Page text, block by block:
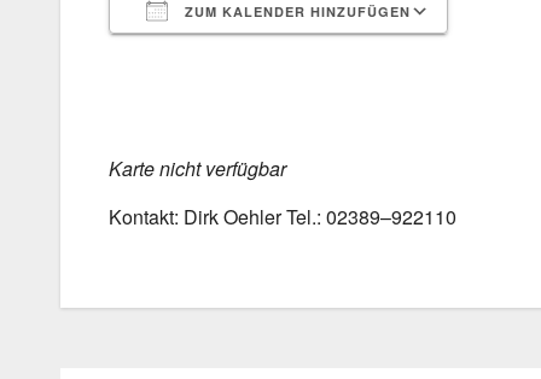
ZUM KALENDER HINZUFÜGEN
Kar­te nicht ver­füg­bar
Kon­takt: Dirk Oeh­ler Tel.: 02389–922110